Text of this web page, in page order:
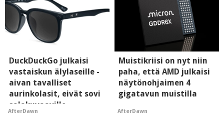
DuckDuckGo julkaisi
vastaiskun älylaseille -
aivan tavalliset
aurinkolasit, eivät sovi
salakuvaaville
hyypiöille
AfterDawn
Muistikriisi on nyt niin
paha, että AMD julkaisi
näytönohjaimen 4
gigatavun muistilla
AfterDawn